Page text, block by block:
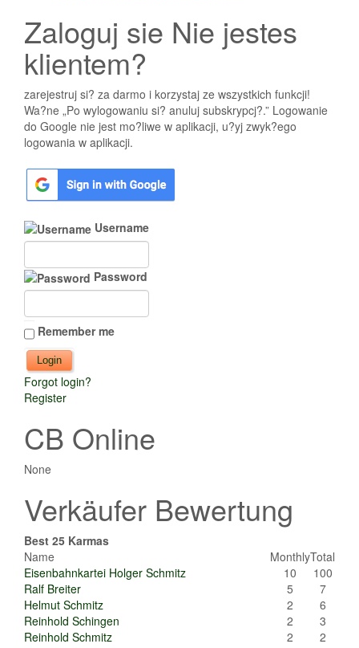
Zaloguj sie Nie jestes
klientem?
zarejestruj si? za darmo i korzystaj ze wszystkich funkcji!
Wa?ne „Po wylogowaniu si? anuluj subskrypcj?.” Logowanie
do Google nie jest mo?liwe w aplikacji, u?yj zwyk?ego
logowania w aplikacji.
Username
Password
Remember me
Forgot login?
Register
CB Online
None
Verkäufer Bewertung
Best 25 Karmas
Name
MonthlyTotal
Eisenbahnkartei Holger Schmitz
10
100
Ralf Breiter
5
7
Helmut Schmitz
2
6
Reinhold Schingen
2
3
Reinhold Schmitz
2
2